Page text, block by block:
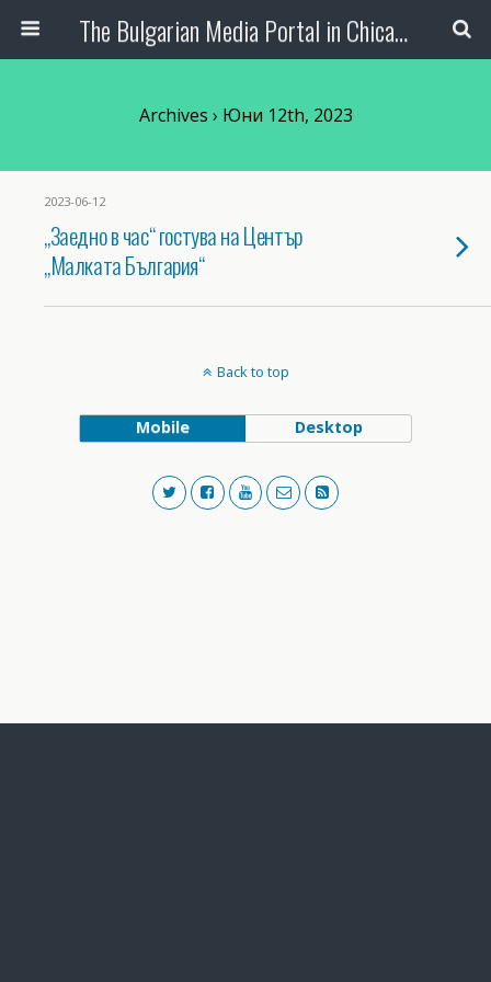
The Bulgarian Media Portal in Chicago
Archives › Юни 12th, 2023
2023-06-12
„Заедно в час“ гостува на Център
„Малката България“
Back to top
Mobile Desktop